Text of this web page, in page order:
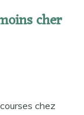
cher
chez